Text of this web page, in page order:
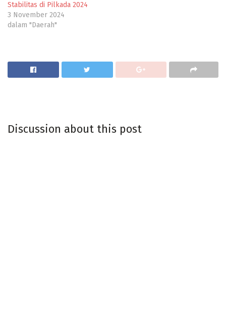
Stabilitas di Pilkada 2024
3 November 2024
dalam "Daerah"
Discussion about this post